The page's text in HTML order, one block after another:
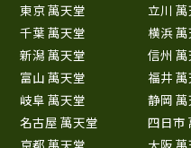
東京 萬天堂
立川
千葉 萬天堂
横浜
新潟 萬天堂
信州
富山 萬天堂
福井
岐阜 萬天堂
静岡
名古屋 萬天堂
四日市
京都 萬天堂
大阪